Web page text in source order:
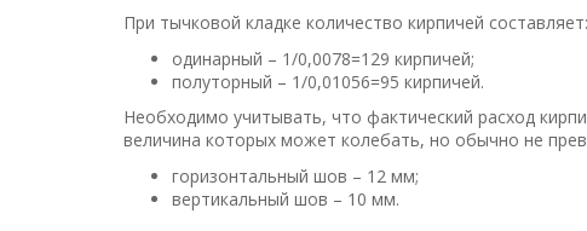
При тычковой кладке количество кирпичей составляет:
одинарный – 1/0,0078=129 кирпичей;
полуторный – 1/0,01056=95 кирпичей.
Необходимо учитывать, что фактический расход
величина которых может колебать, но обычно не
горизонтальный шов – 12 мм;
вертикальный шов – 10 мм.